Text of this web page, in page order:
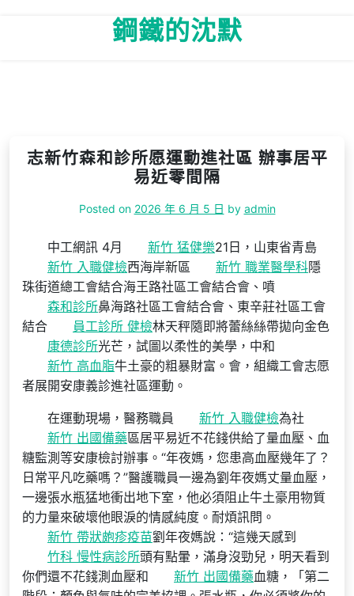
鋼鐵的沈默
志新竹森和診所愿運動進社區 辦事居平
易近零間隔
Posted on 2026 年 6 月 5 日 by admin
中工網訊 4月 新竹 猛健樂21日，山東省青島
新竹 入職健檢西海岸新區 新竹 職業醫學科隱
珠街道總工會結合海王路社區工會結合會、噴
森和診所鼻海路社區工會結合會、東辛莊社區工會
結合
員工診所 健檢林天秤隨即將蕾絲絲帶拋向金色
康德診所光芒，試圖以柔性的美學，中和
新竹 高血脂牛土豪的粗暴財富。會，組織工會志愿
者展開安康義診進社區運動。
在運動現場，醫務職員 新竹 入職健檢為社
新竹 出國備藥區居平易近不花錢供給了量血壓、血
糖監測等安康檢討辦事。“年夜媽，您患高血壓幾年了？
日常平凡吃藥嗎？”醫護職員一邊為劉年夜媽丈量血壓，
一邊張水瓶猛地衝出地下室，他必須阻止牛土豪用物質
的力量來破壞他眼淚的情感純度。耐煩訊問。
新竹 帶狀皰疹疫苗劉年夜媽說：“這幾天感到
竹科 慢性病診所頭有點暈，滿身沒勁兒，明天看到
你們還不花錢測血壓和
新竹 出國備藥血糖，「第二